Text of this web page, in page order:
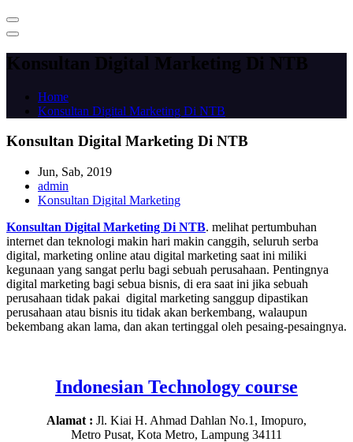
Konsultan Digital Marketing Di NTB
Home
Konsultan Digital Marketing Di NTB
Konsultan Digital Marketing Di NTB
Jun, Sab, 2019
admin
Konsultan Digital Marketing
Konsultan Digital Marketing Di NTB. melihat pertumbuhan
internet dan teknologi makin hari makin canggih, seluruh serba
digital, marketing online atau digital marketing saat ini miliki
kegunaan yang sangat perlu bagi sebuah perusahaan. Pentingnya
digital marketing bagi sebua bisnis, di era saat ini jika sebuah
perusahaan tidak pakai digital marketing sanggup dipastikan
perusahaan atau bisnis itu tidak akan berkembang, walaupun
bekembang akan lama, dan akan tertinggal oleh pesaing-pesaingnya.
Indonesian Technology course
Alamat : Jl. Kiai H. Ahmad Dahlan No.1, Imopuro,
Metro Pusat, Kota Metro, Lampung 34111